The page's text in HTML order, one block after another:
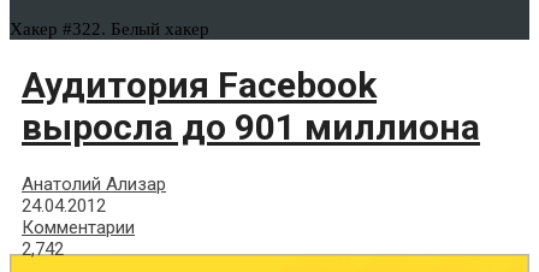
Хакер #322. Белый хакер
Аудитория Facebook
выросла до 901 миллиона
Анатолий Ализар
24.04.2012
Комментарии
2,742